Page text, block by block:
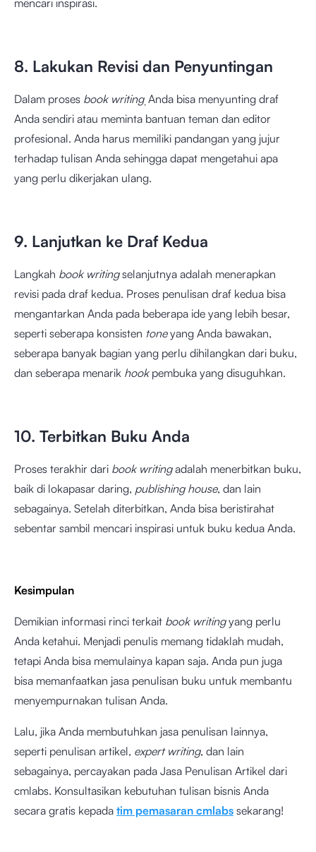
mencari inspirasi.
8. Lakukan Revisi dan Penyuntingan
Dalam proses book writing, Anda bisa menyunting draf
Anda sendiri atau meminta bantuan teman dan editor
profesional. Anda harus memiliki pandangan yang jujur ​​
terhadap tulisan Anda sehingga dapat mengetahui apa
yang perlu dikerjakan ulang.
9. Lanjutkan ke Draf Kedua
Langkah book writingselanjutnya adalah menerapkan
revisi pada draf kedua. Proses penulisan draf kedua bisa
mengantarkan Anda pada beberapa ide yang lebih besar,
seperti seberapa konsisten toneyang Anda bawakan,
seberapa banyak bagian yang perlu dihilangkan dari buku,
dan seberapa menarik hook pembuka yang disuguhkan.
10. Terbitkan Buku Anda
Proses terakhir dari book writingadalah menerbitkan buku,
baik di lokapasar daring, publishing house, dan lain
sebagainya. Setelah diterbitkan, Anda bisa beristirahat
sebentar sambil mencari inspirasi untuk buku kedua Anda.
Kesimpulan
Demikian informasi rinci terkait book writingyang perlu
Anda ketahui. Menjadi penulis memang tidaklah mudah,
tetapi Anda bisa memulainya kapan saja. Anda pun juga
bisa memanfaatkan jasa penulisan buku untuk membantu
menyempurnakan tulisan Anda.
Lalu, jika Anda membutuhkan jasa penulisan lainnya,
seperti penulisan artikel, expert writing, dan lain
sebagainya, percayakan pada Jasa Penulisan Artikel dari
cmlabs. Konsultasikan kebutuhan tulisan bisnis Anda
secara gratis kepada tim pemasaran cmlabs sekarang!